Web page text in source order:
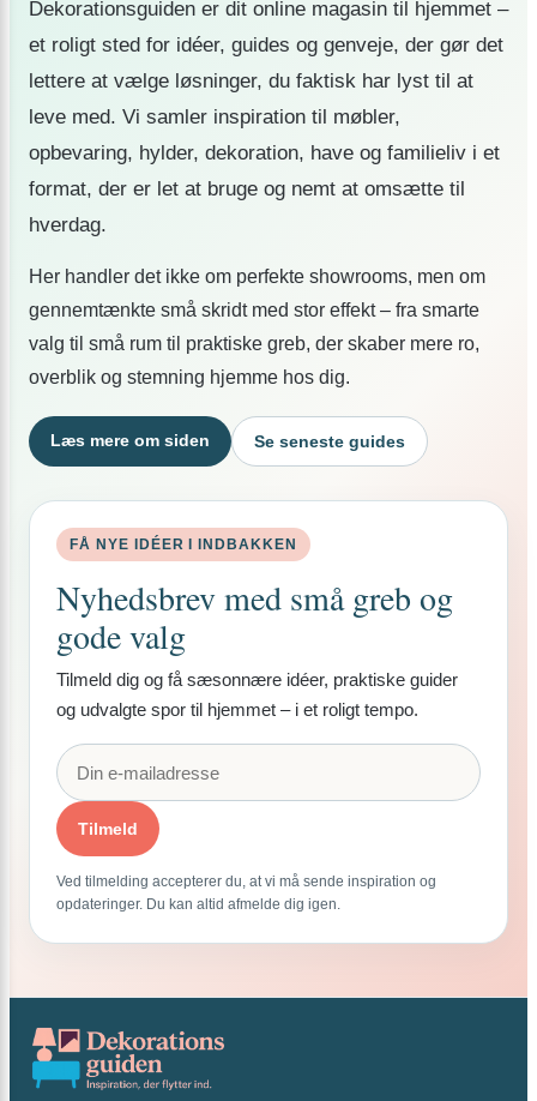
Dekorationsguiden er dit online magasin til hjemmet –
et roligt sted for idéer, guides og genveje, der gør det
lettere at vælge løsninger, du faktisk har lyst til at
leve med. Vi samler inspiration til møbler,
opbevaring, hylder, dekoration, have og familieliv i et
format, der er let at bruge og nemt at omsætte til
hverdag.
Her handler det ikke om perfekte showrooms, men om
gennemtænkte små skridt med stor effekt – fra smarte
valg til små rum til praktiske greb, der skaber mere ro,
overblik og stemning hjemme hos dig.
Læs mere om siden Se seneste guides
FÅ NYE IDÉER I INDBAKKEN
Nyhedsbrev med små greb og
gode valg
Tilmeld dig og få sæsonnære idéer, praktiske guider
og udvalgte spor til hjemmet – i et roligt tempo.
Tilmeld
Ved tilmelding accepterer du, at vi må sende inspiration og
opdateringer. Du kan altid afmelde dig igen.